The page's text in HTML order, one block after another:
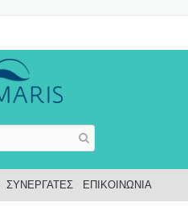
ΣΥΝΕΡΓΑΤΕΣ ΕΠΙΚΟΙΝΩΝΙΑ